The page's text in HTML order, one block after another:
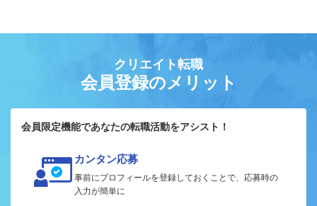
クリエイト転職
会員登録のメリット
会員限定機能であなたの転職活動をアシスト！
カンタン応募
事前にプロフィールを登録しておくことで、応募時の
入力が簡単に